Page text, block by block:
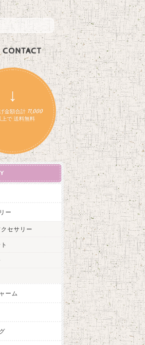
CONTACT
↓
金額合計 11,000
上で 送料無料
ー
セサリー
ーム